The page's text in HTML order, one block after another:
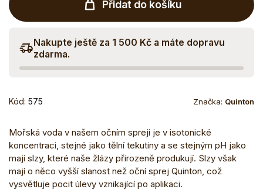
Přidat do košíku
Nakupte ještě za 1 500 Kč a máte dopravu
zdarma.
Kód: 575 Značka: Quinton
Mořská voda v našem očním spreji je v isotonické
koncentraci, stejné jako tělní tekutiny a se stejným pH jako
mají slzy, které naše žlázy přirozeně produkují. Slzy však
mají o něco vyšší slanost než oční sprej Quinton, což
vysvětluje pocit úlevy vznikající po aplikaci.